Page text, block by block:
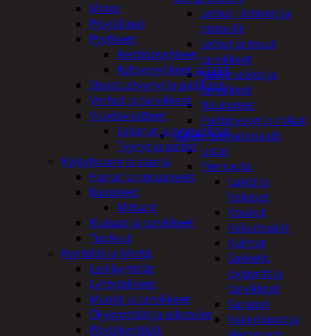
Letkut, liittimet ja
pistoolit
Letkut ja muut
tarvikkeet
Maaliruiskut ja
tarvikkeet
Naulaimet
Pulttipyssyt ja räikät
Rakennusmateriaalit
Listat
Pienrauta
Lukot ja
hakaset
Koukut
Kalustejalat
Kulmat
Sakkelit,
pylpyrät ja
tarvikkeet
Saranat
Vaijerilukot ja
Matot
Pöytäliinat
Pyyhkeet
Keittiöpyyhkeet
Kylpypyyhkeet ja takit
Sisustustyynyt ja päälliset
Verhot ja tarvikkeet
Vuodevaatteet
Lakanat ja tyynynlinat
Tyynyt ja peitot
Kylpyhuone ja sauna
Harjat ja pesuaineet
Kalusteet
Mittarit
Kiukaat ja tarvikkeet
Tuoksut
Kynttilät ja lyhdyt
Led-kynttilät
Lyhtytelineet
Muotit ja tarvikkeet
Öljykynttilät ja ulkotulet
Pöytäkynttilät